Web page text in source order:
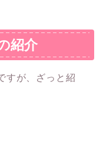
紹介
すが、ざっと紹